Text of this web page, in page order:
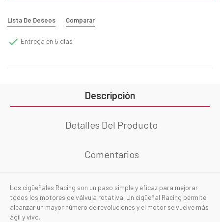
Lista De Deseos Comparar
 Entrega en 5 días
Descripción
Detalles Del Producto
Comentarios
Los cigüeñales Racing son un paso simple y eficaz para mejorar
todos los motores de válvula rotativa. Un cigüeñal Racing permite
alcanzar un mayor número de revoluciones y el motor se vuelve más
ágil y vivo.